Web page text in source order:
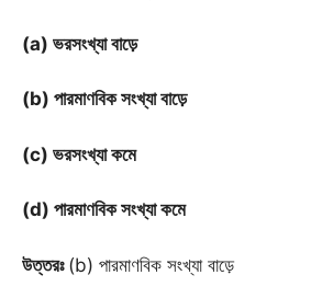
(a) ভরসংখ্যা বাড়ে
(b) পারমাণবিক সংখ্যা বাড়ে
(c) ভরসংখ্যা কমে
(d) পারমাণবিক সংখ্যা কমে
উত্তরঃ (b) পারমাণবিক সংখ্যা বাড়ে